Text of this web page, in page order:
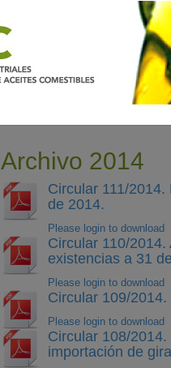
Archivo 2014
Circular 111/
de 2014.
Please login to download
Circular 110/
existencias a 31
Please login to download
Circular 109/
Please login to download
Circular 108/
importación de